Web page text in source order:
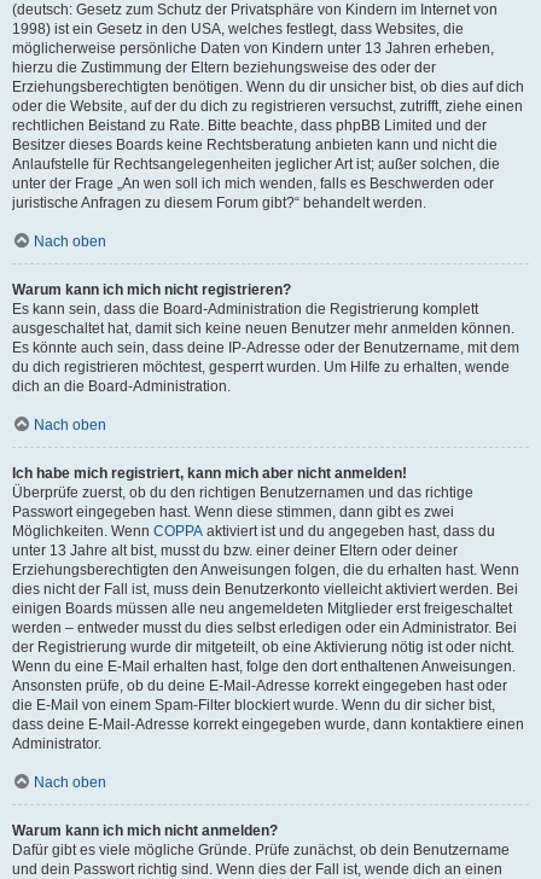
(deutsch: Gesetz zum Schutz der Privatsphäre von Kindern im Internet von
1998) ist ein Gesetz in den USA, welches festlegt, dass Websites, die
möglicherweise persönliche Daten von Kindern unter 13 Jahren erheben,
hierzu die Zustimmung der Eltern beziehungsweise des oder der
Erziehungsberechtigten benötigen. Wenn du dir unsicher bist, ob dies auf dich
oder die Website, auf der du dich zu registrieren versuchst, zutrifft, ziehe einen
rechtlichen Beistand zu Rate. Bitte beachte, dass phpBB Limited und der
Besitzer dieses Boards keine Rechtsberatung anbieten kann und nicht die
Anlaufstelle für Rechtsangelegenheiten jeglicher Art ist; außer solchen, die
unter der Frage „An wen soll ich mich wenden, falls es Beschwerden oder
juristische Anfragen zu diesem Forum gibt?“ behandelt werden.
Nach oben
Warum kann ich mich nicht registrieren?
Es kann sein, dass die Board-Administration die Registrierung komplett
ausgeschaltet hat, damit sich keine neuen Benutzer mehr anmelden können.
Es könnte auch sein, dass deine IP-Adresse oder der Benutzername, mit dem
du dich registrieren möchtest, gesperrt wurden. Um Hilfe zu erhalten, wende
dich an die Board-Administration.
Nach oben
Ich habe mich registriert, kann mich aber nicht anmelden!
Überprüfe zuerst, ob du den richtigen Benutzernamen und das richtige
Passwort eingegeben hast. Wenn diese stimmen, dann gibt es zwei
Möglichkeiten. Wenn COPPA aktiviert ist und du angegeben hast, dass du
unter 13 Jahre alt bist, musst du bzw. einer deiner Eltern oder deiner
Erziehungsberechtigten den Anweisungen folgen, die du erhalten hast. Wenn
dies nicht der Fall ist, muss dein Benutzerkonto vielleicht aktiviert werden. Bei
einigen Boards müssen alle neu angemeldeten Mitglieder erst freigeschaltet
werden – entweder musst du dies selbst erledigen oder ein Administrator. Bei
der Registrierung wurde dir mitgeteilt, ob eine Aktivierung nötig ist oder nicht.
Wenn du eine E-Mail erhalten hast, folge den dort enthaltenen Anweisungen.
Ansonsten prüfe, ob du deine E-Mail-Adresse korrekt eingegeben hast oder
die E-Mail von einem Spam-Filter blockiert wurde. Wenn du dir sicher bist,
dass deine E-Mail-Adresse korrekt eingegeben wurde, dann kontaktiere einen
Administrator.
Nach oben
Warum kann ich mich nicht anmelden?
Dafür gibt es viele mögliche Gründe. Prüfe zunächst, ob dein Benutzername
und dein Passwort richtig sind. Wenn dies der Fall ist, wende dich an einen